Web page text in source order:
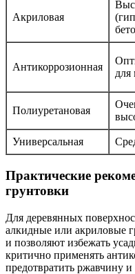
Акриловая
Антикоррозионная
для
Полиуретановая
Универсальная
Практические
грунтовки
Для деревянных
алкидные или акриловые
и позволяют избежать
критично применять
предотвратить ржавчину